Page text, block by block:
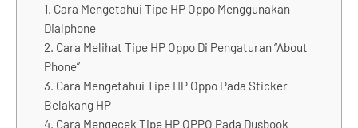
1. Cara Mengetahui Tipe HP Oppo Menggunakan
Dialphone
2. Cara Melihat Tipe HP Oppo Di Pengaturan “About
Phone”
3. Cara Mengetahui Tipe HP Oppo Pada Sticker
Belakang HP
4. Cara Mengecek Tipe HP OPPO Pada Dusbook